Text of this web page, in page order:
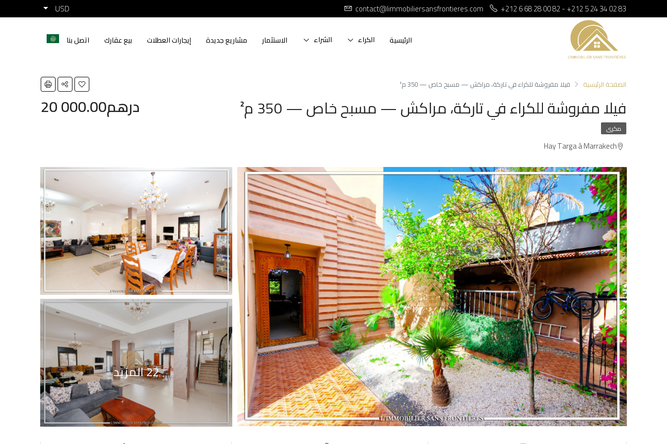
+212 6 68 28 00 82 - +212 5 24 34 02 83
contact@limmobiliersansfrontieres.com
USD
الرئيسية الكراء الشراء الاستثمار مشاريع جديدة إيجارات العطلات بيع عقارك اتصل بنا
الصفحة الرئيسية فيلا مفروشة للكراء في تاركة، مراكش — مسبح خاص — 350 م²
فيلا مفروشة للكراء في تاركة، مراكش — مسبح خاص — 350 م² 20 000.00درهم
مكرى
Hay Targa à Marrakech
22 المزيد